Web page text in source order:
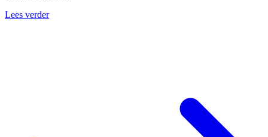
Lees verder